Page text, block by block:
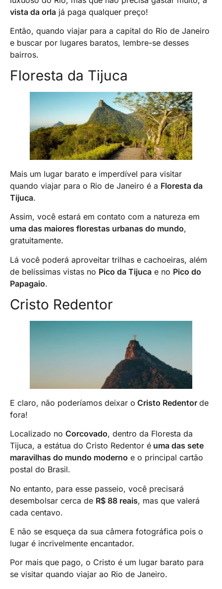
vista da orla já paga qualquer preço!
Então, quando viajar para a capital do Rio de Janeiro
e buscar por lugares baratos, lembre-se desses
bairros.
Floresta da Tijuca
Mais um lugar barato e imperdível para visitar
quando viajar para o Rio de Janeiro é a Floresta da
Tijuca.
Assim, você estará em contato com a natureza em
uma das maiores florestas urbanas do mundo,
gratuitamente.
Lá você poderá aproveitar trilhas e cachoeiras, além
de belíssimas vistas no Pico da Tijuca e no Pico do
Papagaio.
Cristo Redentor
E claro, não poderíamos deixar o Cristo Redentor de
fora!
Localizado no Corcovado, dentro da Floresta da
Tijuca, a estátua do Cristo Redentor é uma das sete
maravilhas do mundo moderno e o principal cartão
postal do Brasil.
No entanto, para esse passeio, você precisará
desembolsar cerca de R$ 88 reais, mas que valerá
cada centavo.
E não se esqueça da sua câmera fotográfica pois o
lugar é incrivelmente encantador.
Por mais que pago, o Cristo é um lugar barato para
se visitar quando viajar ao Rio de Janeiro.